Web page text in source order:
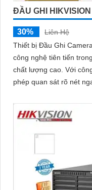
ĐẦU GHI
30%
Liên Hệ
Thiết bị Đầu Ghi
công nghệ tiên tiến
chất lượng cao. Với công nghệ hình ảnh sắt nét, thiết bị cho
phép quan sát rõ nét